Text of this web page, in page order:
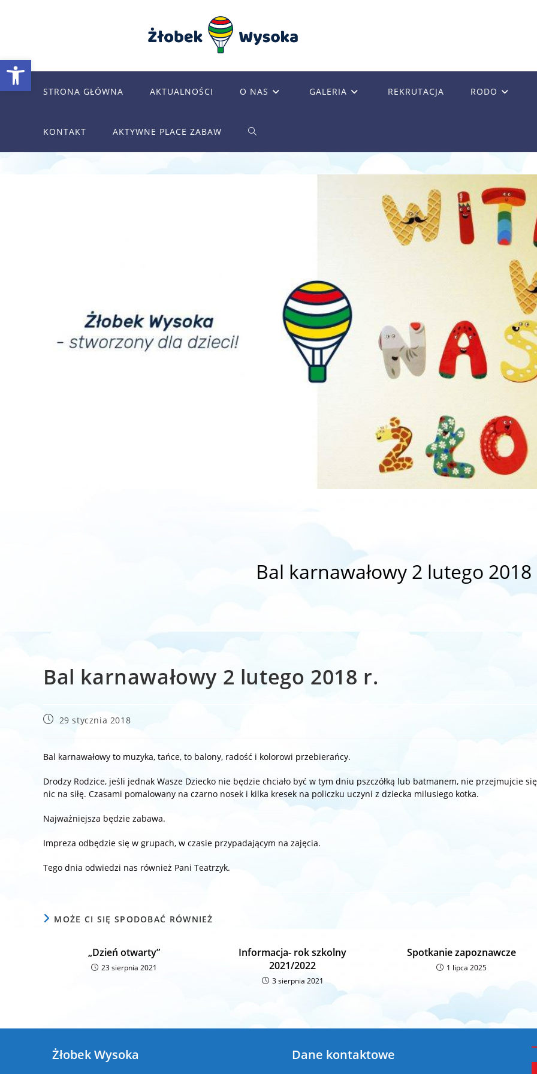
Otwórz pasek narzędzi
STRONA GŁÓWNA AKTUALNOŚCI O NAS GALERIA REKRUTACJA RODO
KONTAKT AKTYWNE PLACE ZABAW TOGGLE
Bal karnawałowy 2 lutego
Bal karnawałowy 2 lutego 2018 r.
Post29 stycznia 2018
Bal karnawałowy to muzyka, tańce, to balony, radość i kolorowi przebierańcy.
Drodzy Rodzice, jeśli jednak Wasze Dziecko nie będzie chciało być w tym dniu pszczółką lub batmanem, nie przejmujcie
nic na siłę. Czasami pomalowany na czarno nosek i kilka kresek na policzku uczyni z dziecka milusiego kotka.
Najważniejsza będzie zabawa.
Impreza odbędzie się w grupach, w czasie przypadającym na zajęcia.
Tego dnia odwiedzi nas również Pani Teatrzyk.
MOŻE CI SIĘ SPODOBAĆ RÓWNIEŻ
„Dzień otwarty”
23 sierpnia 2021
Informacja- rok szkolny
2021/2022
3 sierpnia 2021
Spotkanie zapoznawcze
1 lipca 2025
Żłobek Wysoka Dane kontaktowe